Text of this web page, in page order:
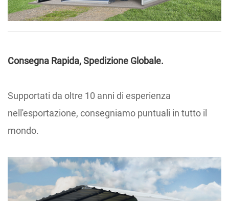
Consegna Rapida, Spedizione Globale.
Supportati da oltre 10 anni di esperienza
nell'esportazione, consegniamo puntuali in tutto il
mondo.